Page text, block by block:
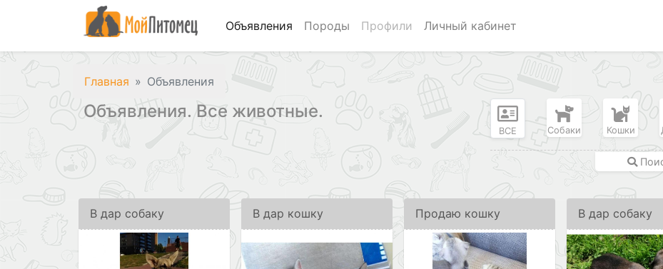
Объявления Породы Профили Личный кабинет
Главная Объявления
Объявления. Все животные.
ВСЕ Собаки Кошки
В дар собаку В дар кошку Продаю кошку В дар собаку